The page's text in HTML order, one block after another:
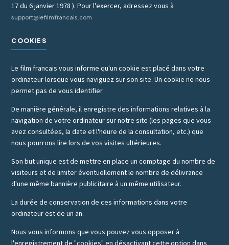
17 du 6 janvier 1978 ). Pour l'exercer, adressez vous à
support@lefilmfrancais.com
COOKIES
Le film francais vous informe qu'un cookie est placé dans votre
ordinateur lorsque vous naviguez sur son site. Un cookie ne nous
permet pas de vous identifier.
De manière générale, il enregistre des informations relatives à la
navigation de votre ordinateur sur notre site (les pages que vous
avez consultées, la date et l'heure de la consultation, etc.) que
nous pourrons lire lors de vos visites ultérieures.
Son but unique est de mettre en place un comptage du nombre de
visiteurs et de limiter éventuellement le nombre de délivrance
d'une même bannière publicitaire à un même utilisateur.
La durée de conservation de ces informations dans votre
ordinateur est de un an.
Nous vous informons que vous pouvez vous opposer à
l'enregistrement de "cookies" en désactivant cette option dans